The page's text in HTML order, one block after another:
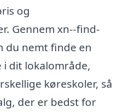
og
Gennem xn--find-
du nemt finde en
i dit lokalområde,
køreskoler, så
der er bedst for